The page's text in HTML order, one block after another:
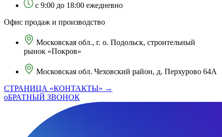
с 9:00 до 18:00 ежедневно
Офис продаж и производство
Московская обл., г. о. Подольск, строительный
рынок «Покров»
Московская обл. Чеховский район, д. Перхурово 64А
СТРАНИЦА «КОНТАКТЫ» →
оБРАТНЫЙ ЗВОНОК